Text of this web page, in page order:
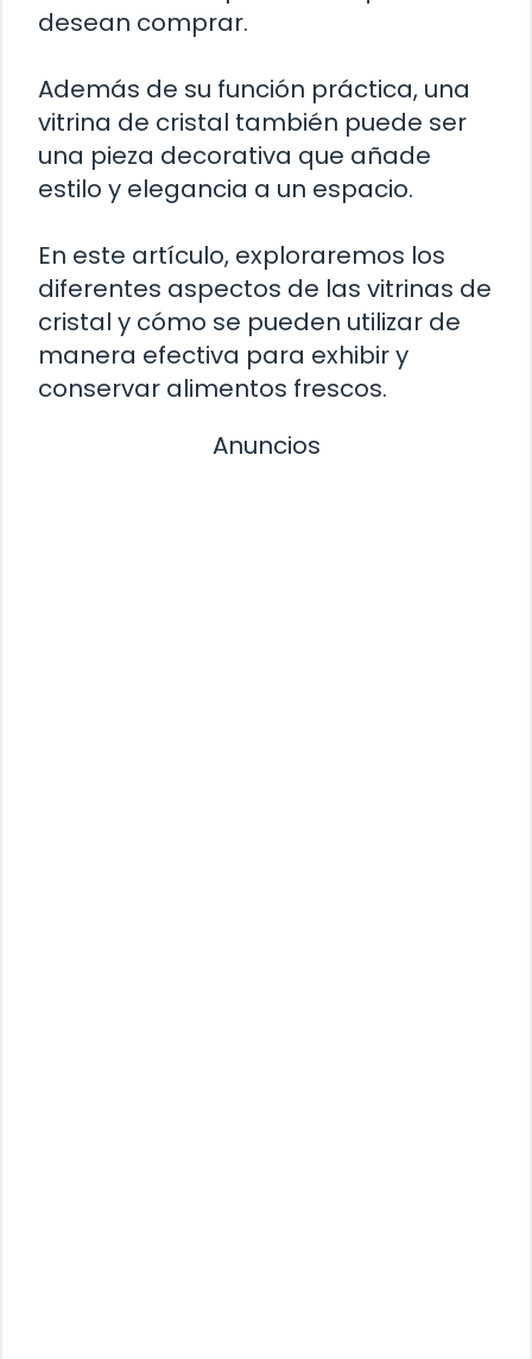
desean comprar.
Además de su función práctica, una
vitrina de cristal también puede ser
una pieza decorativa que añade
estilo y elegancia a un espacio.
En este artículo, exploraremos los
diferentes aspectos de las vitrinas de
cristal y cómo se pueden utilizar de
manera efectiva para exhibir y
conservar alimentos frescos.
Anuncios